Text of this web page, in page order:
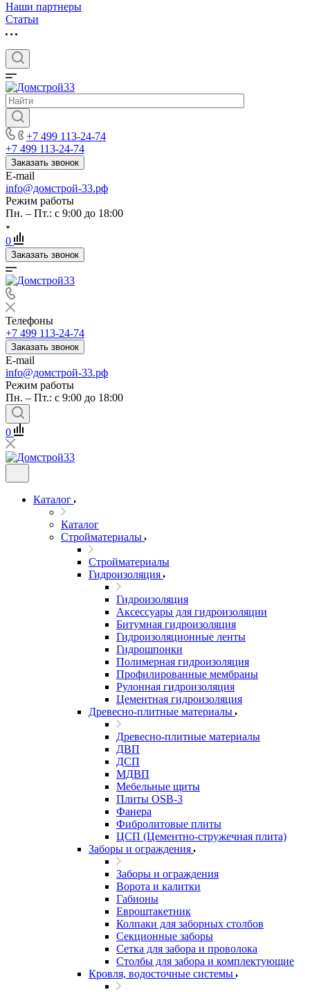
Наши партнеры
Статьи
+7 499 113-24-74
+7 499 113-24-74
Заказать звонок
E-mail
info@домстрой-33.рф
Режим работы
Пн. – Пт.: с 9:00 до 18:00
0
Заказать звонок
Телефоны
+7 499 113-24-74
Заказать звонок
E-mail
info@домстрой-33.рф
Режим работы
Пн. – Пт.: с 9:00 до 18:00
0
Каталог
Каталог
Стройматериалы
Стройматериалы
Гидроизоляция
Гидроизоляция
Аксессуары для гидроизоляции
Битумная гидроизоляция
Гидроизоляционные ленты
Гидрошпонки
Полимерная гидроизоляция
Профилированные мембраны
Рулонная гидроизоляция
Цементная гидроизоляция
Древесно-плитные материалы
Древесно-плитные материалы
ДВП
ДСП
МДВП
Мебельные щиты
Плиты OSB-3
Фанера
Фибролитовые плиты
ЦСП (Цементно-стружечная плита)
Заборы и ограждения
Заборы и ограждения
Ворота и калитки
Габионы
Евроштакетник
Колпаки для заборных столбов
Секционные заборы
Сетка для забора и проволока
Столбы для забора и комплектующие
Кровля, водосточные системы